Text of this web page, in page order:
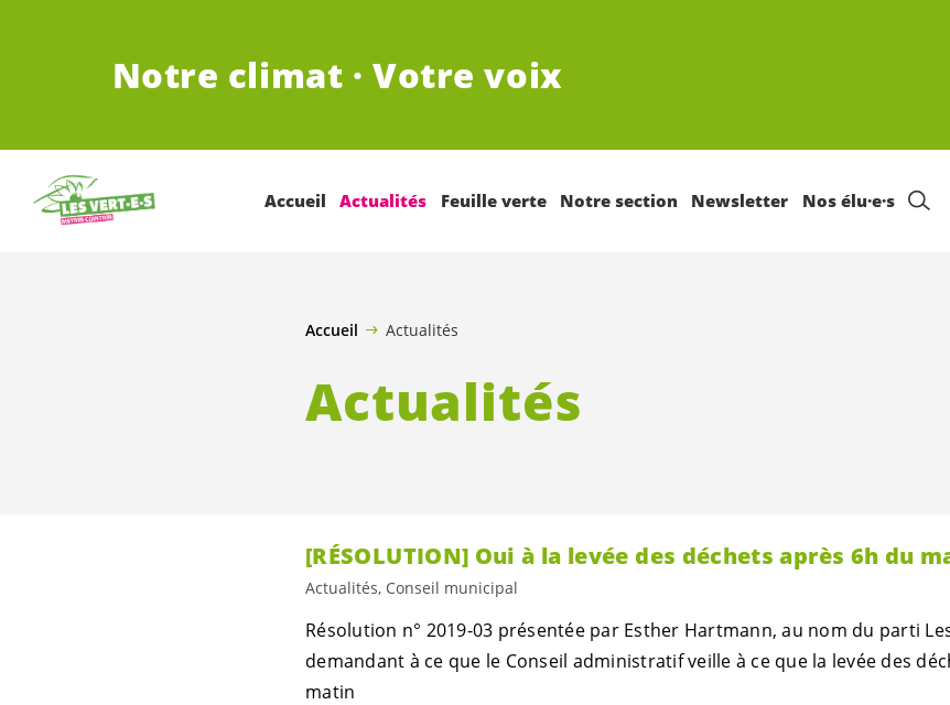
Notre climat · Votre voix
Accueil Actualités Feuille verte Notre section Newsletter Nos élu·e·s
Accueil Actualités
Actualités
[RÉSOLUTION] Oui à la levée des déchets après 6h du
Actualités, Conseil municipal
Résolution n° 2019-03 présentée par Esther Hartmann, au nom du parti
demandant à ce que le Conseil administratif veille à ce que la levée des
matin